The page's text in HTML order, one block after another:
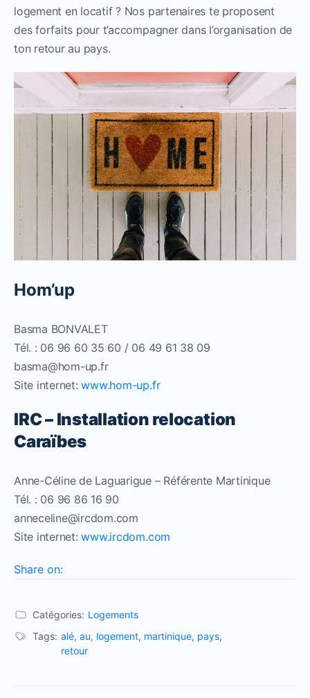
logement en locatif ? Nos partenaires te proposent
des forfaits pour t’accompagner dans l’organisation de
ton retour au pays.
Hom’up
Basma BONVALET
Tél. : 06 96 60 35 60 / 06 49 61 38 09
basma@hom-up.fr
Site internet:www.hom-up.fr
IRC – Installation relocation
Caraïbes
Anne-Céline de Laguarigue – Référente Martinique
Tél. : 06 96 86 16 90
anneceline@ircdom.com
Site internet:www.ircdom.com
Share on:
Catégories: Logements
Tags: alé, au, logement, martinique, pays,
retour